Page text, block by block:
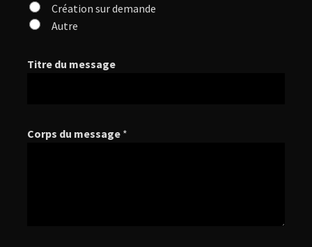
Création sur demande
Autre
Titre du message
Corps du message *